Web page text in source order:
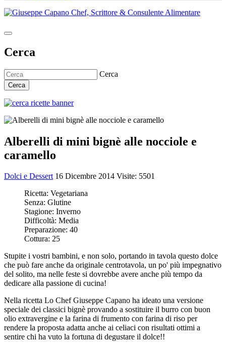
Cerca
Cerca
Cerca
Alberelli di mini bignè alle nocciole e
caramello
Dolci e Dessert 16 Dicembre 2014 Visite: 5501
Ricetta: Vegetariana
Senza: Glutine
Stagione: Inverno
Difficoltà: Media
Preparazione: 40
Cottura: 25
Stupite i vostri bambini, e non solo, portando in tavola questo dolce
che può fare anche da originale centrotavola, un po' più impegnativo
del solito, ma nelle feste si dovrebbe avere anche più tempo da
dedicare alla passione di cucina!
Nella ricetta Lo Chef Giuseppe Capano ha ideato una versione
speciale dei classici bignè provando a sostituire il burro con buon
olio extravergine e la farina di frumento con farina di riso per
rendere la proposta adatta anche ai celiaci con risultati ottimi a
sentire chi ha vuto la fortuna di degustare il dolce!!